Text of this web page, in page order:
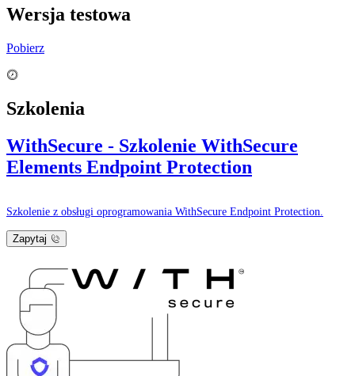
Wersja testowa
Pobierz
Szkolenia
WithSecure - Szkolenie WithSecure
Elements Endpoint Protection
Szkolenie z obsługi oprogramowania WithSecure Endpoint Protection.
Zapytaj